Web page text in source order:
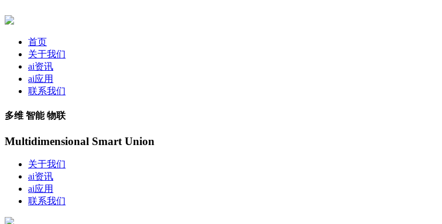
首页
关于我们
ai资讯
ai应用
联系我们
多维 智能 物联
Multidimensional Smart Union
关于我们
ai资讯
ai应用
联系我们